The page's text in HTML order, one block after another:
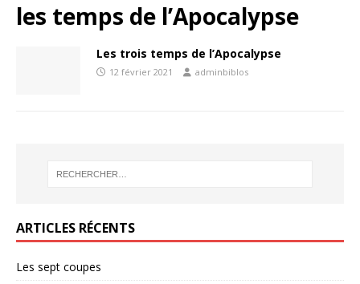
les temps de l’Apocalypse
Les trois temps de l’Apocalypse
12 février 2021 adminbiblos
ARTICLES RÉCENTS
Les sept coupes